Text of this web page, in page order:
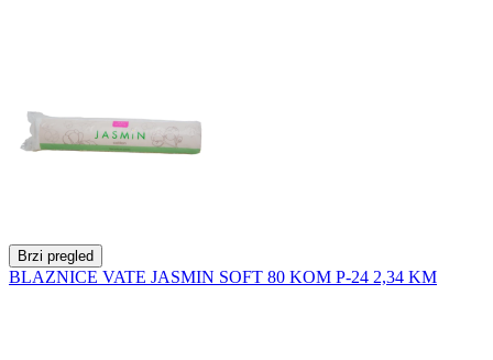
Brzi pregled
BLAZNICE VATE JASMIN SOFT 80 KOM P-24 2,34 KM